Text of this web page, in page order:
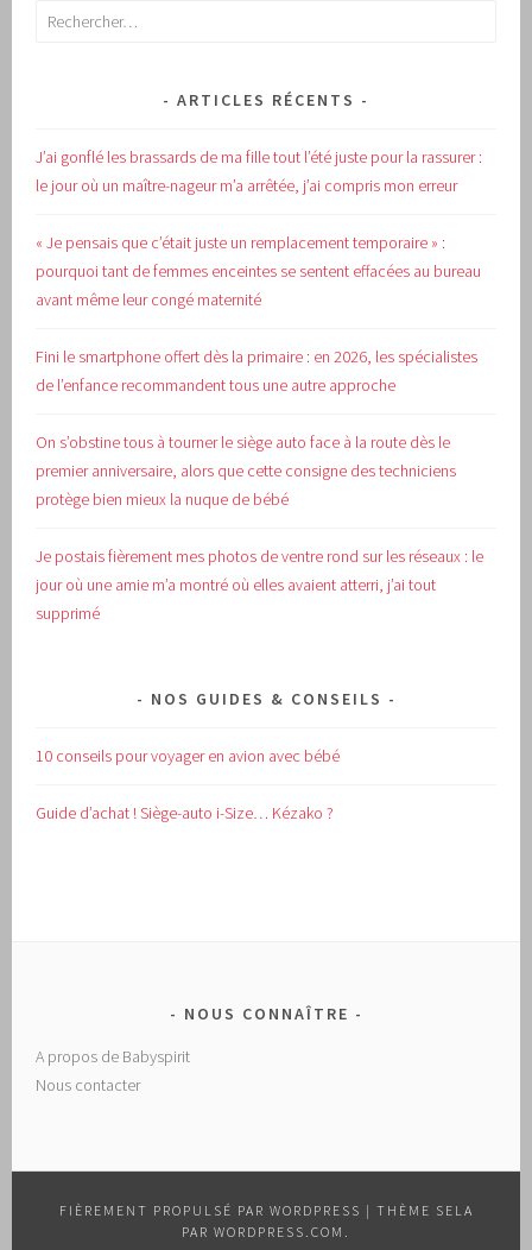
Rechercher :
ARTICLES RÉCENTS
J’ai gonflé les brassards de ma fille tout l’été juste pour la rassurer :
le jour où un maître-nageur m’a arrêtée, j’ai compris mon erreur
« Je pensais que c’était juste un remplacement temporaire » :
pourquoi tant de femmes enceintes se sentent effacées au bureau
avant même leur congé maternité
Fini le smartphone offert dès la primaire : en 2026, les spécialistes
de l’enfance recommandent tous une autre approche
On s’obstine tous à tourner le siège auto face à la route dès le
premier anniversaire, alors que cette consigne des techniciens
protège bien mieux la nuque de bébé
Je postais fièrement mes photos de ventre rond sur les réseaux : le
jour où une amie m’a montré où elles avaient atterri, j’ai tout
supprimé
NOS GUIDES & CONSEILS
10 conseils pour voyager en avion avec bébé
Guide d’achat !Siège-auto i-Size… Kézako ?
NOUS CONNAÎTRE
A propos de Babyspirit
Nous contacter
FIÈREMENT PROPULSÉ PAR WORDPRESS | THÈME SELA
PAR WORDPRESS.COM .